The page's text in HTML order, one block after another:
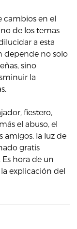
cambios en el
de los temas
a esta
depende no solo
sino
la
fiestero,
el abuso, el
amigos, la luz de
gratis
hora de un
explicación del